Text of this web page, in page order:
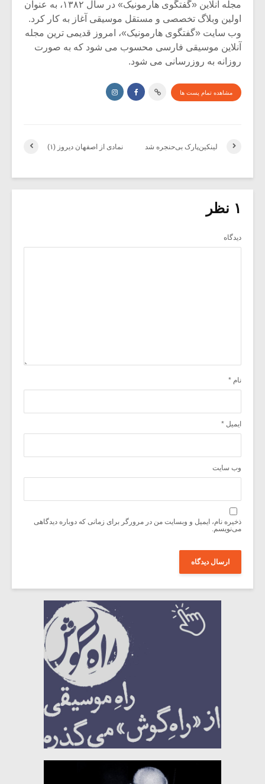
مجله آنلاین «گفتگوی هارمونیک» در سال ۱۳۸۲، به عنوان
اولین وبلاگ تخصصی و مستقل موسیقی آغاز به کار کرد.
وب سایت «گفتگوی هارمونیک»، امروز قدیمی ترین مجله
آنلاین موسیقی فارسی محسوب می شود که به صورت
روزانه به روزرسانی می شود.
مشاهده تمام پست ها
نمادی از اصفهان دیروز (۱) لینکین‌پارک بی‌حنجره شد
۱ نظر
دیدگاه
نام *
ایمیل *
وب‌ سایت
ذخیره نام، ایمیل و وبسایت من در مرورگر برای زمانی که دوباره دیدگاهی
می‌نویسم.